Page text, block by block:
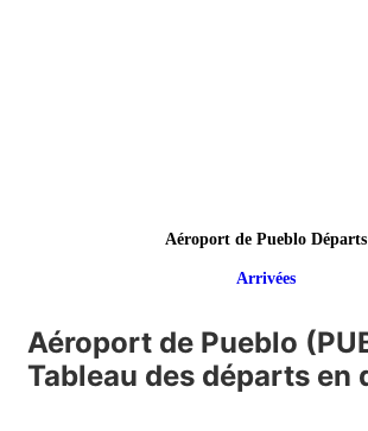
Aéroport de Pueblo Départs
Arrivées